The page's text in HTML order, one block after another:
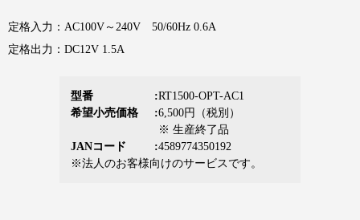
定格入力：AC100V～240V 50/60Hz 0.6A
定格出力：DC12V 1.5A
型番
RT1500-OPT-AC1
希望小売価格
6,500円（税別）
※ 生産終了品
JANコード
4589774350192
※法人のお客様向けのサービスです。